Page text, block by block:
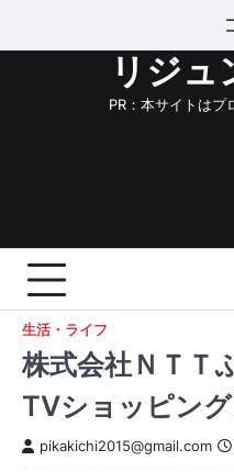
リジュ
PR：本サイトはプ
生活・ライフ
株式会社ＮＴＴ
TVショッピング
pikakichi2015@gmail.com